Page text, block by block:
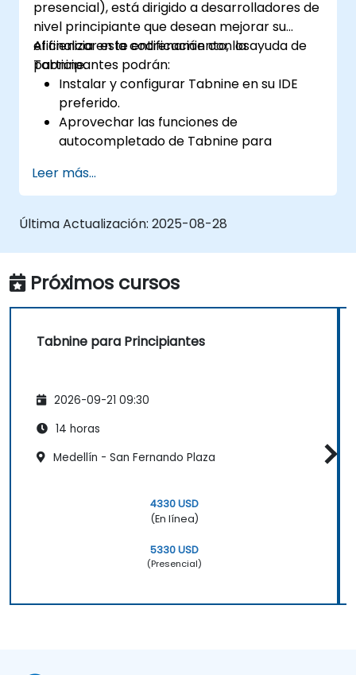
presencial), está dirigido a desarrolladores de
nivel principiante que desean mejorar su
eficiencia en la codificación con la ayuda de
Tabnine.
Al finalizar este entrenamiento, los
participantes podrán:
Instalar y configurar Tabnine en su IDE
preferido.
Aprovechar las funciones de
autocompletado de Tabnine para
Personalizar la configuración de Tabnine
para obtener la mejor asistencia.
Comprender cómo la IA de Tabnine
sugerencias más precisas.
Leer más...
Última Actualización: 2025-08-28
Próximos cursos
Tabnine para Principiantes
2026-09-21 09:30
14 horas
Medellín - San Fernando Plaza
4330 USD
(En línea)
5330 USD
(Presencial)